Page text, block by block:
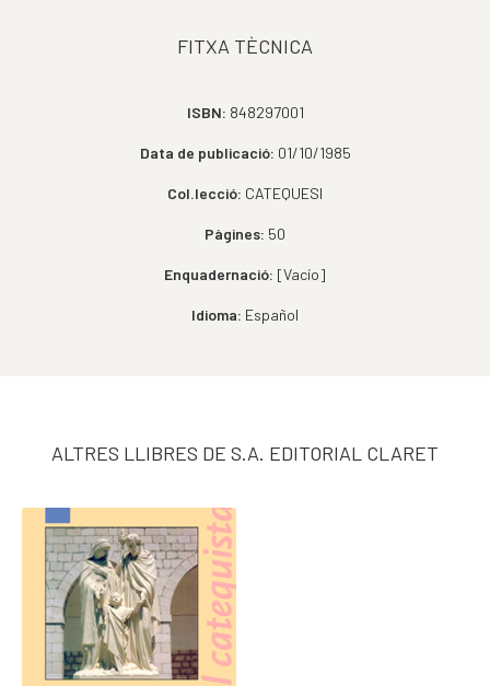
FITXA TÈCNICA
ISBN: 848297001
Data de publicació: 01/10/1985
Col.lecció: CATEQUESI
Pàgines: 50
Enquadernació: [Vacío]
Idioma: Español
ALTRES LLIBRES DE S.A. EDITORIAL CLARET